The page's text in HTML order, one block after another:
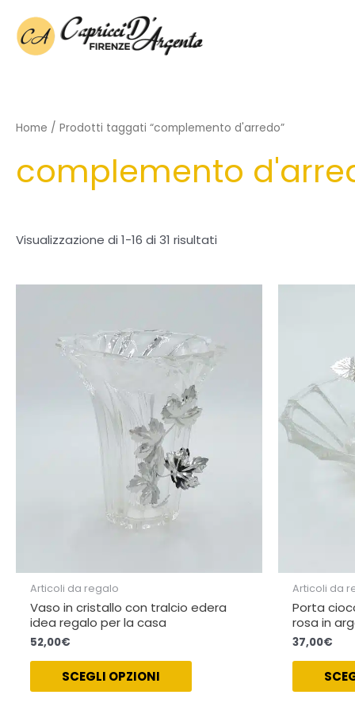
contenuto
Home / Prodotti taggati “complemento d'arredo”
complemento
Visualizzazione di 1-16 di 31 risultati
Articoli da regalo
Vaso in cristallo con tralcio edera
idea regalo per la casa
52,00€
SCEGLI OPZIONI
Articoli da
Porta
rosa in
37,00€